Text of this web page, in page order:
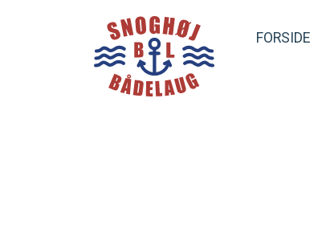
FORSIDE